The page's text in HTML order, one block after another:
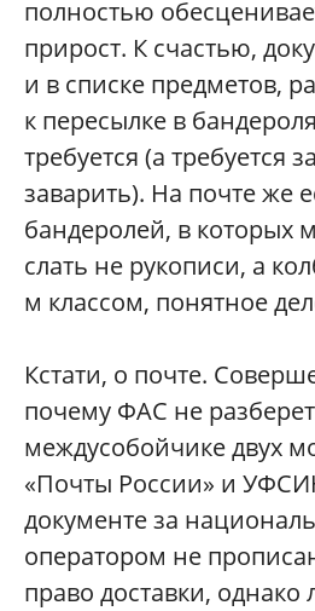
полностью
прирост. К счастью,
и в списке предметов,
к пересылке в
требуется (а требуется
заварить). На почте же
бандеролей, в которых
слать не рукописи, а
м классом, понятное
Кстати, о почте.
почему ФАС не
междусобойчике двух
«Почты России» и
документе за
оператором не
право доставки, однако